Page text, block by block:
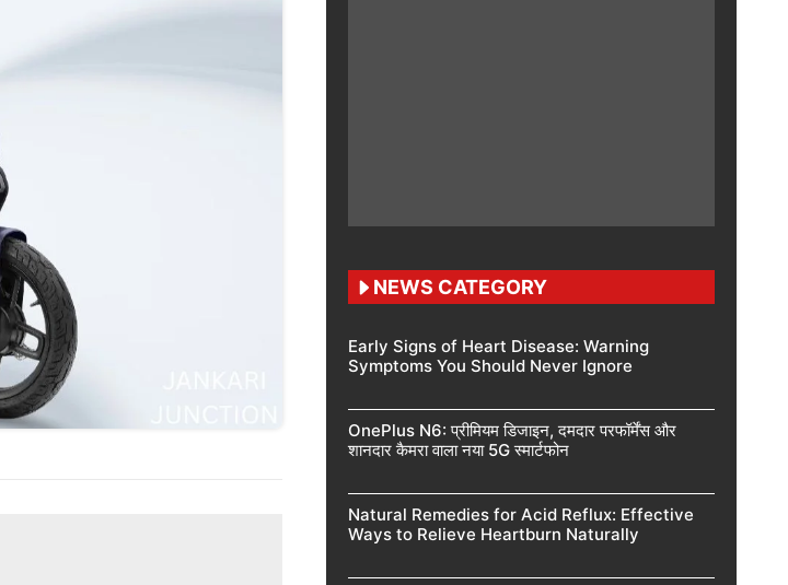
NEWS CATEGORY
Early Signs of Heart Disease: Warning
Symptoms You Should Never Ignore
OnePlus N6: प्रीमियम डिजाइन, दमदार परफॉर्मेंस और
शानदार कैमरा वाला नया 5G स्मार्टफोन
Natural Remedies for Acid Reflux: Effective
Ways to Relieve Heartburn Naturally